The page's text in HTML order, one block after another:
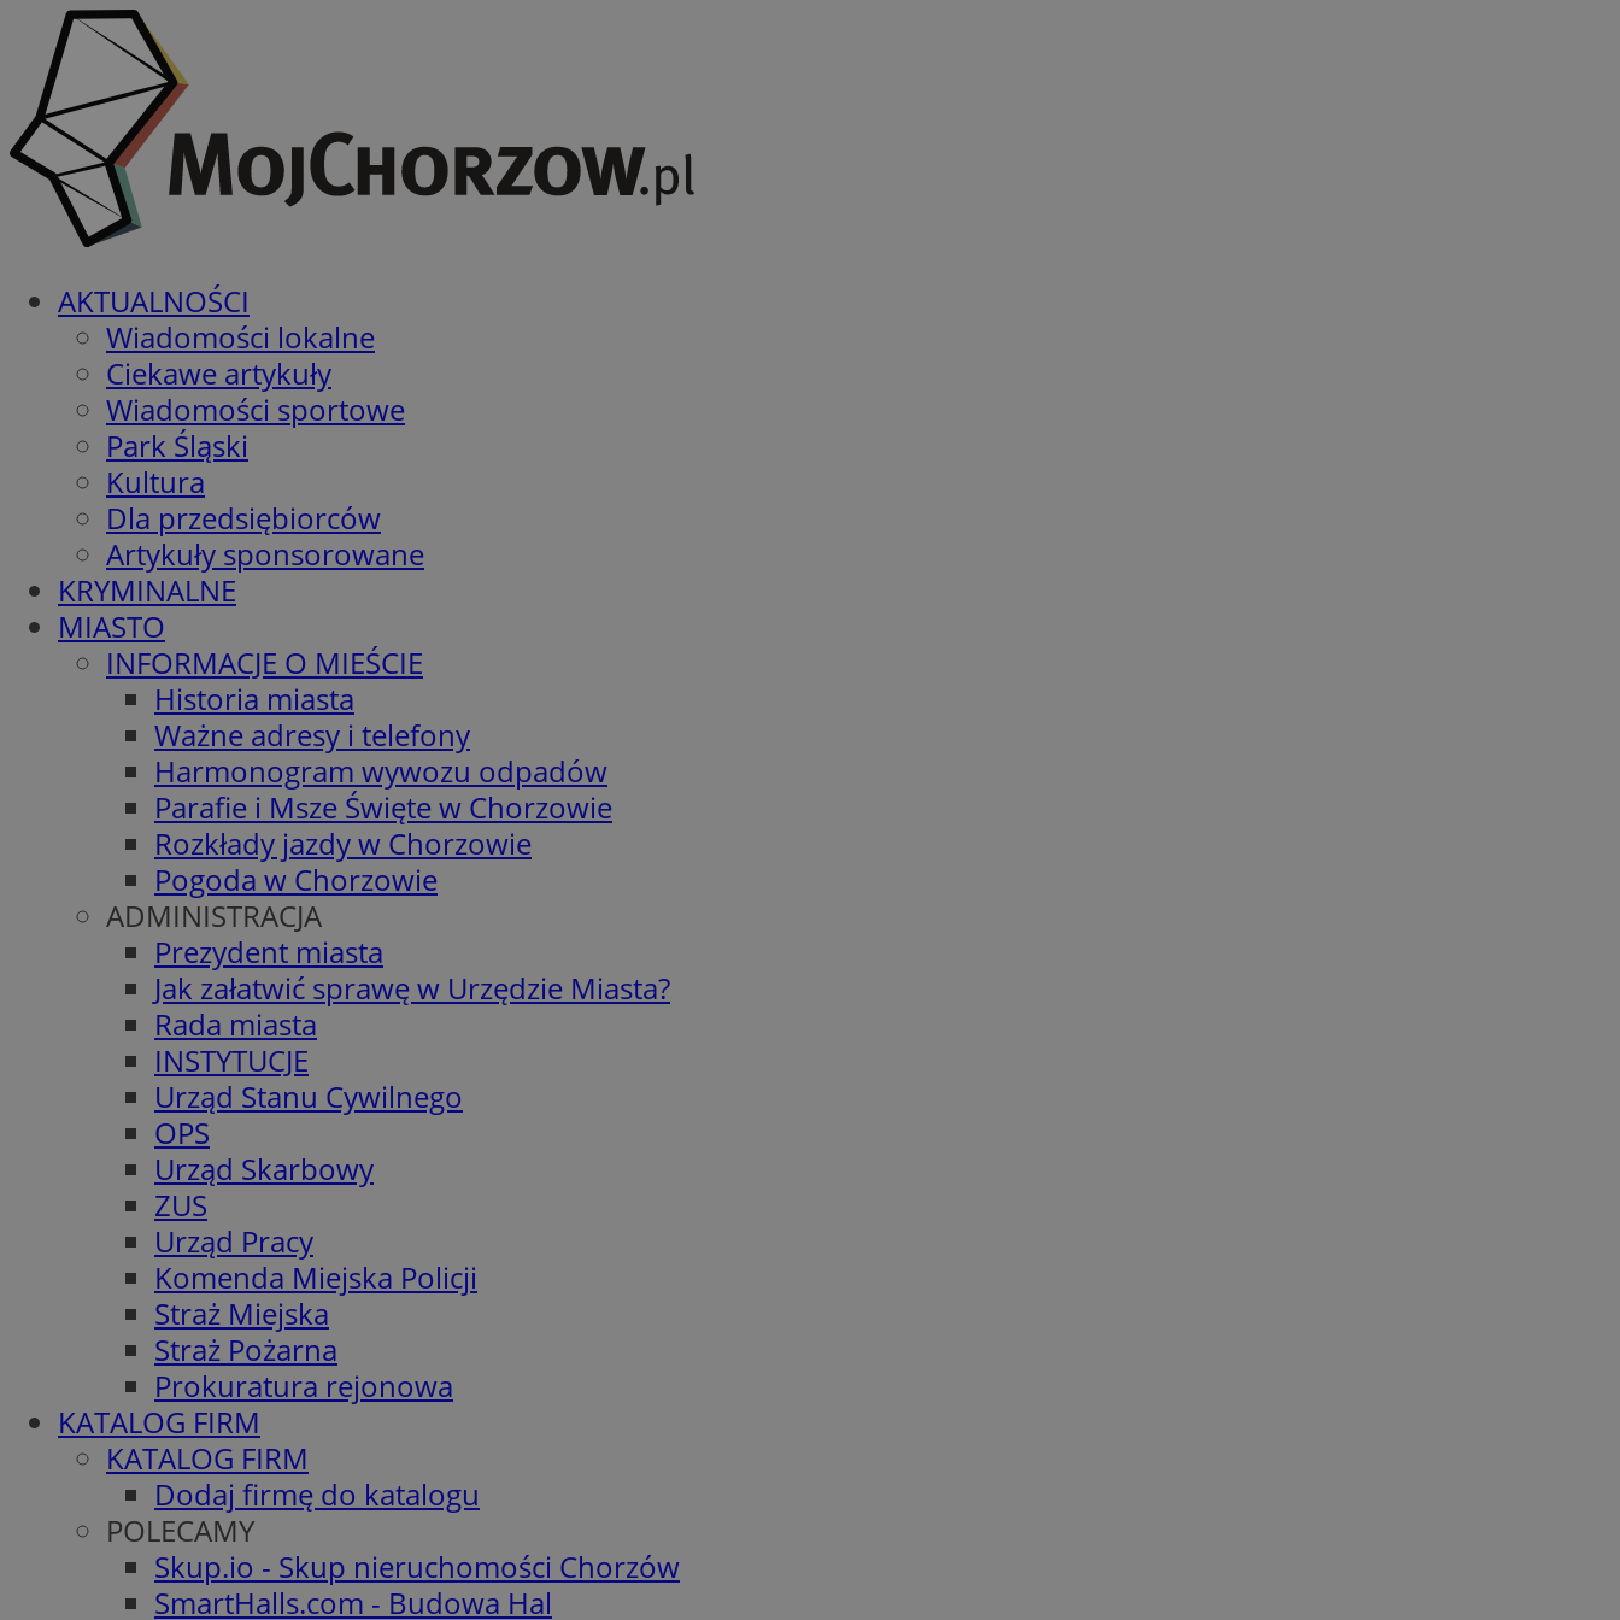
AKTUALNOŚCI
Wiadomości lokalne
Ciekawe artykuły
Wiadomości sportowe
Park Śląski
Kultura
Dla przedsiębiorców
Artykuły sponsorowane
KRYMINALNE
MIASTO
INFORMACJE O MIEŚCIE
Historia miasta
Ważne adresy i telefony
Harmonogram wywozu odpadów
Parafie i Msze Święte w Chorzowie
Rozkłady jazdy w Chorzowie
Pogoda w Chorzowie
ADMINISTRACJA
Prezydent miasta
Jak załatwić sprawę w Urzędzie Miasta?
Rada miasta
INSTYTUCJE
Urząd Stanu Cywilnego
OPS
Urząd Skarbowy
ZUS
Urząd Pracy
Komenda Miejska Policji
Straż Miejska
Straż Pożarna
Prokuratura rejonowa
KATALOG FIRM
KATALOG FIRM
Dodaj firmę do katalogu
POLECAMY
Skup.io - Skup nieruchomości Chorzów
SmartHalls.com - Budowa Hal